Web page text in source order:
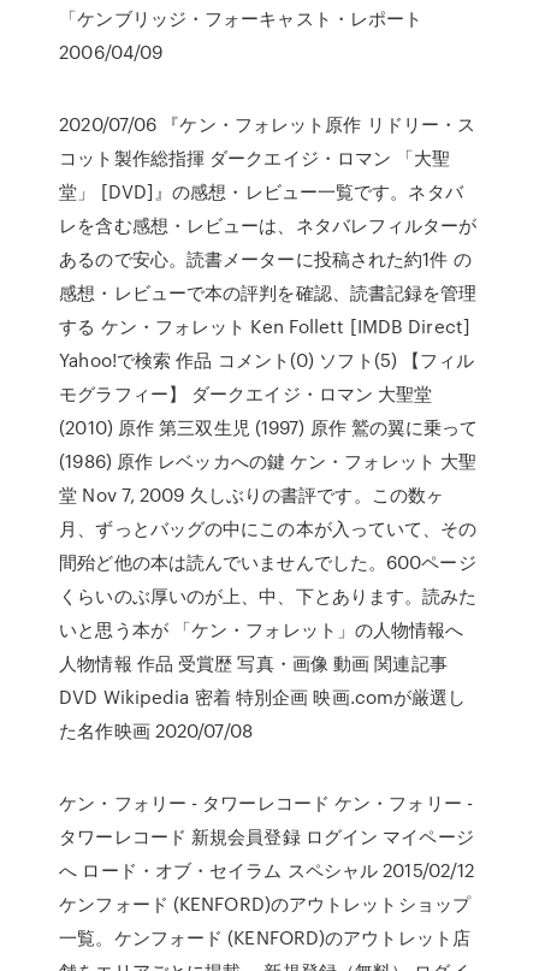
「ケンブリッジ・フォーキャスト・レポート
2006/04/09
2020/07/06 『ケン・フォレット原作 リドリー・ス
コット製作総指揮 ダークエイジ・ロマン 「大聖
堂」 [DVD]』の感想・レビュー一覧です。ネタバ
レを含む感想・レビューは、ネタバレフィルターが
あるので安心。読書メーターに投稿された約1件 の
感想・レビューで本の評判を確認、読書記録を管理
する ケン・フォレット Ken Follett [IMDB Direct]
Yahoo!で検索 作品 コメント(0) ソフト(5) 【フィル
モグラフィー】 ダークエイジ・ロマン 大聖堂
(2010) 原作 第三双生児 (1997) 原作 鷲の翼に乗って
(1986) 原作 レベッカへの鍵 ケン・フォレット 大聖
堂 Nov 7, 2009 久しぶりの書評です。この数ヶ
月、ずっとバッグの中にこの本が入っていて、その
間殆ど他の本は読んでいませんでした。600ページ
くらいのぶ厚いのが上、中、下とあります。読みた
いと思う本が 「ケン・フォレット」の人物情報へ
人物情報 作品 受賞歴 写真・画像 動画 関連記事
DVD Wikipedia 密着 特別企画 映画.comが厳選し
た名作映画 2020/07/08
ケン・フォリー - タワーレコード ケン・フォリー -
タワーレコード 新規会員登録 ログイン マイページ
へ ロード・オブ・セイラム スペシャル 2015/02/12
ケンフォード (KENFORD)のアウトレットショップ
一覧。ケンフォード (KENFORD)のアウトレット店